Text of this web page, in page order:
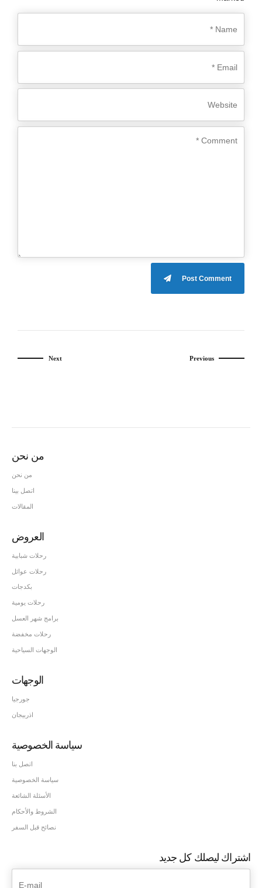
Post Comment
Previous
Next
من نحن
من نحن
اتصل بينا
المقالات
العروض
رحلات شبابية
رحلات عوائل
بكدجات
رحلات يومية
برامج شهر العسل
رحلات مخفضة
الوجهات السياحية
الوجهات
جورجيا
اذربيجان
سياسة الخصوصية
اتصل بنا
سياسة الخصوصية
الأسئلة الشائعة
الشروط والأحكام
نصائح قبل السفر
اشتراك ليصلك كل جديد